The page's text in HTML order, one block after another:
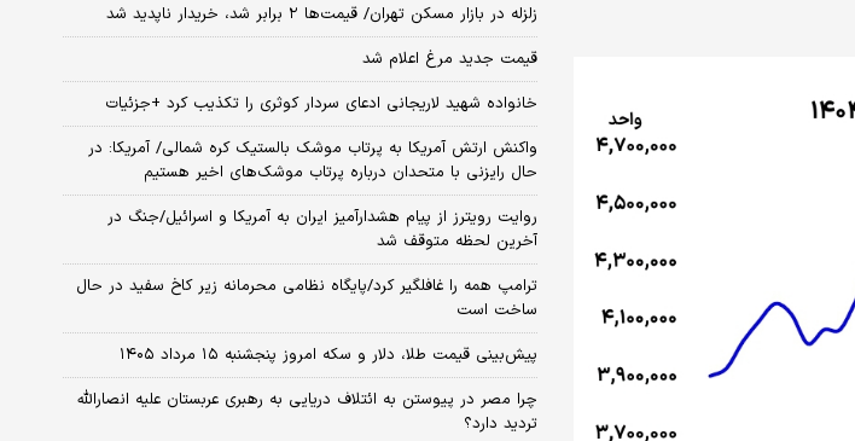
زلزله در بازار مسکن تهران/ قیمت‌ها ۲ برابر شد، خریدار ناپدید شد
قیمت جدید مرغ اعلام شد
خانواده شهید لاریجانی ادعای سردار کوثری را تکذیب کرد +جزئیات
واکنش ارتش آمریکا به پرتاب موشک بالستیک کره شمالی/ آمریکا: در
حال رایزنی با متحدان درباره پرتاب موشک‌های اخیر هستیم
روایت رویترز از پیام هشدارآمیز ایران به آمریکا و اسرائیل/جنگ در
آخرین لحظه متوقف شد
ترامپ همه را غافلگیر کرد/پایگاه نظامی محرمانه زیر کاخ سفید در حال
ساخت است
پیش‌بینی قیمت طلا، دلار و سکه امروز پنجشنبه ۱۵ مرداد ۱۴۰۵
چرا مصر در پیوستن به ائتلاف دریایی به رهبری عربستان علیه انصارالله
تردید دارد؟